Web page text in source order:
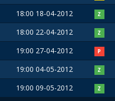
18:00 18-04-2012 Z
18:00 22-04-2012 Z
19:00 27-04-2012 P
19:00 04-05-2012 Z
19:00 09-05-2012 Z